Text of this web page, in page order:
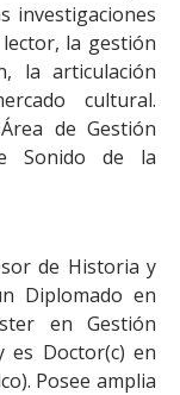
investigaciones
la gestión
la articulación
cultural.
de Gestión
Sonido de la
de Historia y
Diplomado en
en Gestión
es Doctor(c) en
Posee amplia